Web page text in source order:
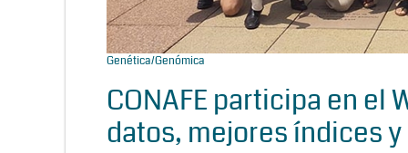
Genética/Genómica
CONAFE participa en el
datos, mejores índices y